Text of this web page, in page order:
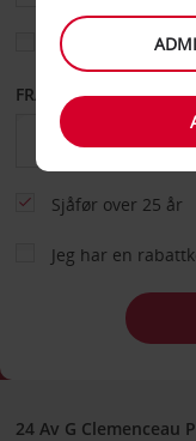
Velg et annet
FRA DATO
Sjåfør over 25 år
Jeg har en
24 Av G Clemenceau